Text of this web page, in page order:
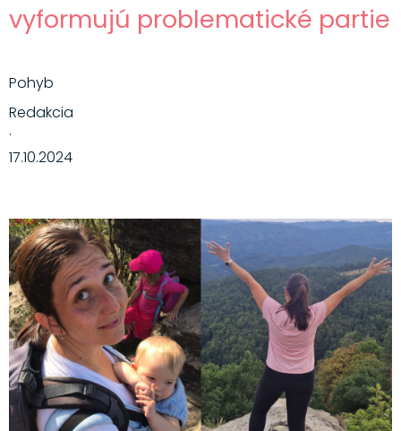
vyformujú problematické partie
Pohyb
Redakcia
·
17.10.2024